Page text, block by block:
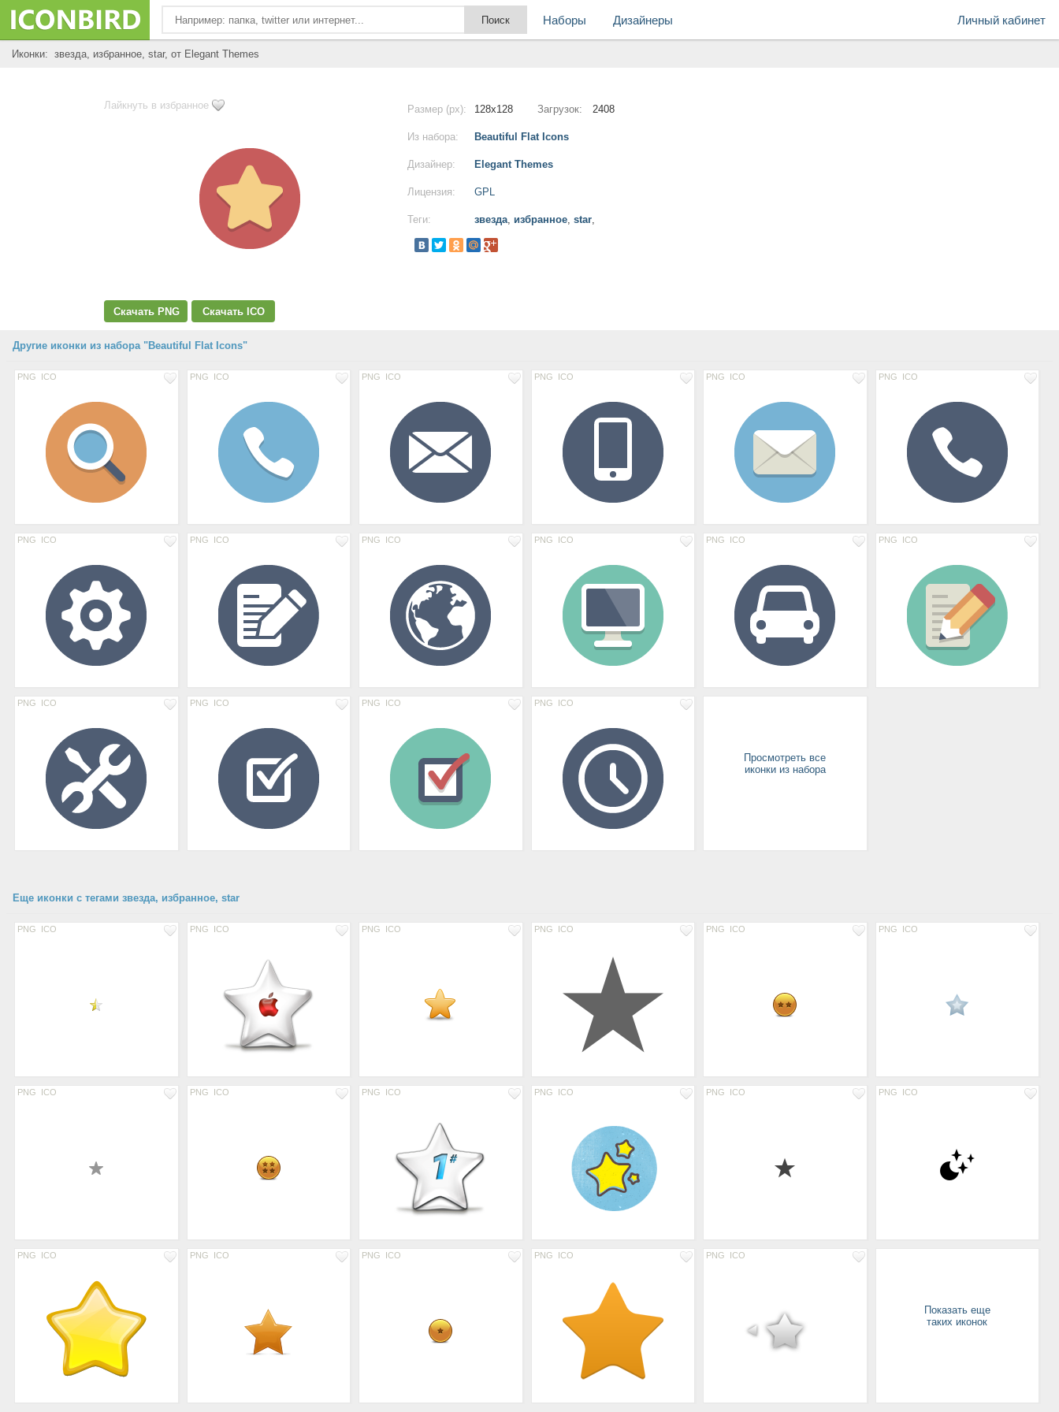
Личный кабинет
Наборы Дизайнеры
Иконки: звезда, избранное, star, от Elegant Themes
Лайкнуть в избранное
Скачать PNG Скачать ICO
Размер (px): 128x128 Загрузок: 2408
Из набора: Beautiful Flat Icons
Дизайнер: Elegant Themes
Лицензия: GPL
Теги: звезда, избранное, star,
Другие иконки из набора "Beautiful Flat Icons"
PNG ICO PNG ICO PNG ICO PNG ICO PNG ICO PNG ICO
PNG ICO PNG ICO PNG ICO PNG ICO PNG ICO PNG ICO
PNG ICO PNG ICO PNG ICO PNG ICO
Просмотреть все
иконки из набора
Еще иконки с тегами звезда, избранное, star
PNG ICO PNG ICO PNG ICO PNG ICO PNG ICO PNG ICO
PNG ICO PNG ICO PNG ICO PNG ICO PNG ICO PNG ICO
PNG ICO PNG ICO PNG ICO PNG ICO PNG ICO
Показать еще
таких иконок